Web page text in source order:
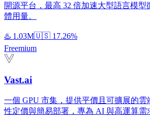
開源平台，最高 32 倍加速大型語言模
體用量。
♨️ 1.03M🇺🇸 17.26%
Freemium
Vast.ai
一個 GPU 市集，提供平價且可擴展的雲
性定價與簡易部署，專為 AI 與高運算需